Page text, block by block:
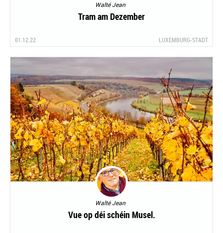
Walté Jean
Tram am Dezember
01.12.22 LUXEMBURG-STADT
Walté Jean
Vue op déi schéin Musel.